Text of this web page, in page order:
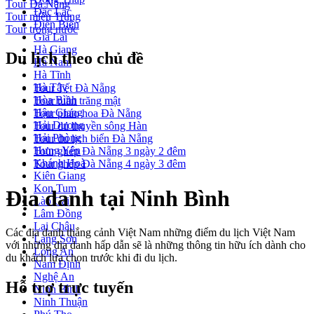
Đắc Lắc
Điện Biên
Gia Lai
Hà Giang
Hà Nam
Hà Tĩnh
Hà Tây
Hòa Bình
Hậu Giang
Hải Dương
Hải Phòng
Hưng Yên
Khánh Hoà
Kiên Giang
Kon Tum
Lào Cai
Lâm Đồng
Lai Châu
Lạng Sơn
Long An
Nam Định
Nghệ An
Ninh Bình
Ninh Thuận
Tour Đà Nẵng
Tour miền Trung
Tour trong nước
Du lịch theo chủ đề
Tour Tết Đà Nẵng
Tour tuần trăng mật
Tour pháo hoa Đà Nẵng
Tour du thuyền sông Hàn
Tour du lịch biển Đà Nẵng
Tour ghép Đà Nẵng 3 ngày 2 đêm
Tour ghép Đà Nẵng 4 ngày 3 đêm
Địa danh tại Ninh Bình
Các địa danh thắng cảnh Việt Nam những điểm du lịch Việt Nam
với những địa danh hấp dẫn sẽ là những thông tin hữu ích dành cho
du khách lựa chọn trước khi đi du lịch.
Hỗ trợ trực tuyến